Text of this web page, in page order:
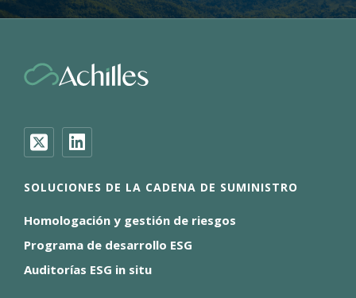
SOLUCIONES DE LA CADENA DE SUMINISTRO
Homologación y gestión de riesgos
Programa de desarrollo ESG
Auditorías ESG in situ